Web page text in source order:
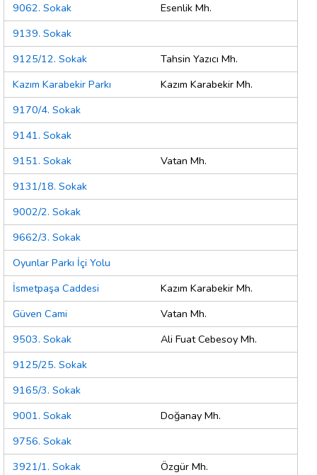
9062. Sokak
Esenlik Mh.
9139. Sokak
9125/12. Sokak
Tahsin Yazıcı Mh.
Kazım Karabekir Parkı
Kazım Karabekir Mh.
9170/4. Sokak
9141. Sokak
9151. Sokak
Vatan Mh.
9131/18. Sokak
9002/2. Sokak
9662/3. Sokak
Oyunlar Parkı İçi Yolu
İsmetpaşa Caddesi
Kazım Karabekir Mh.
Güven Cami
Vatan Mh.
9503. Sokak
Ali Fuat Cebesoy Mh.
9125/25. Sokak
9165/3. Sokak
9001. Sokak
Doğanay Mh.
9756. Sokak
3921/1. Sokak
Özgür Mh.